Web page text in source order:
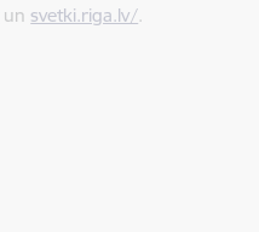
un svetki.riga.lv/.